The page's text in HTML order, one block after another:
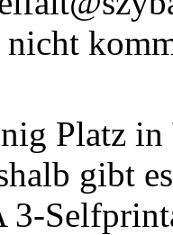
nicht
Platz in
gibt
3-